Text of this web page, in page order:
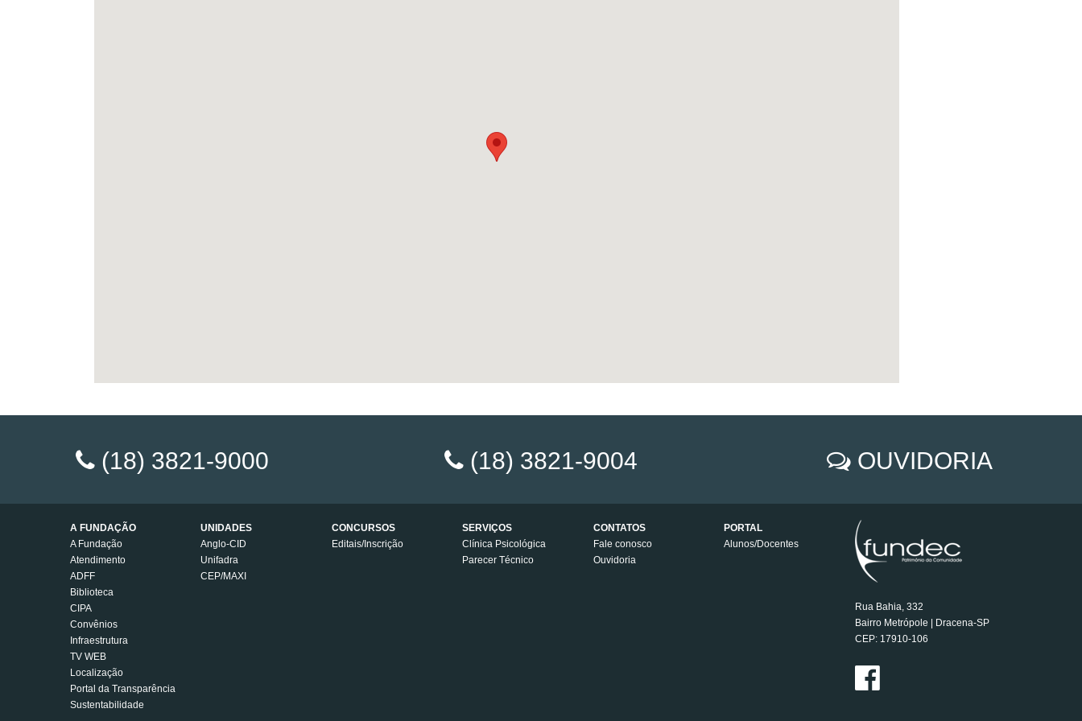
(18) 3821-9000 (18) 3821-9004 OUVIDORIA
A FUNDAÇÃO
A Fundação
Atendimento
ADFF
Biblioteca
CIPA
Convênios
Infraestrutura
TV WEB
Localização
Portal da Transparência
Sustentabilidade
UNIDADES
Anglo-CID
Unifadra
CEP/MAXI
CONCURSOS
Editais/Inscrição
SERVIÇOS
Clínica Psicológica
Parecer Técnico
CONTATOS
Fale conosco
Ouvidoria
PORTAL
Alunos/Docentes
Rua Bahia, 332
Bairro Metrópole | Dracena-SP
CEP: 17910-106